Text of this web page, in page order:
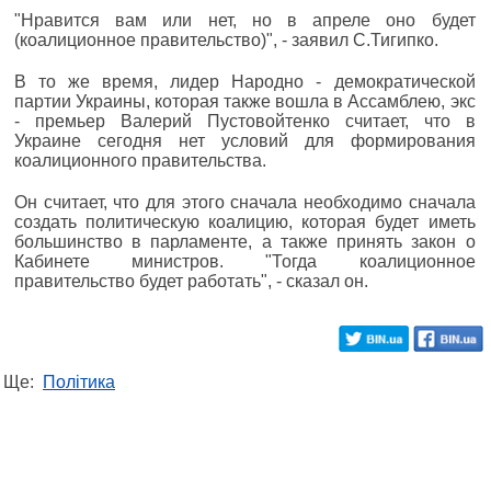
"Нравится вам или нет, но в апреле оно будет
(коалиционное правительство)", - заявил С.Тигипко.
В то же время, лидер Народно - демократической
партии Украины, которая также вошла в Ассамблею, экс
- премьер Валерий Пустовойтенко считает, что в
Украине сегодня нет условий для формирования
коалиционного правительства.
Он считает, что для этого сначала необходимо сначала
создать политическую коалицию, которая будет иметь
большинство в парламенте, а также принять закон о
Кабинете министров. "Тогда коалиционное
правительство будет работать", - сказал он.
Ще: Політика